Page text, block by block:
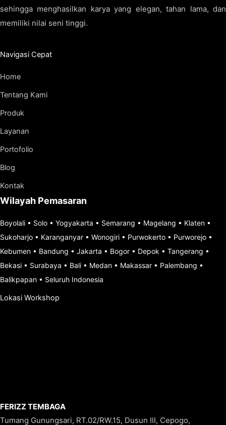
sehingga menghasilkan karya yang elegan, tahan lama, dan
memiliki nilai seni tinggi.
Navigasi Cepat
Home
Tentang Kami
Produk
Layanan
Portofolio
Blog
Kontak
Wilayah Pemasaran
Boyolali • Solo • Yogyakarta • Semarang • Magelang • Klaten •
Sukoharjo • Karanganyar • Wonogiri • Purwokerto • Purworejo •
Kebumen • Bandung • Jakarta • Bogor • Depok • Tangerang •
Bekasi • Surabaya • Bali • Medan • Makassar • Palembang •
Balikpapan • Seluruh Indonesia
Lokasi Workshop
FERIZZ TEMBAGA
Tumang Gunungsari, RT.02/RW.15, Dusun III, Cepogo,